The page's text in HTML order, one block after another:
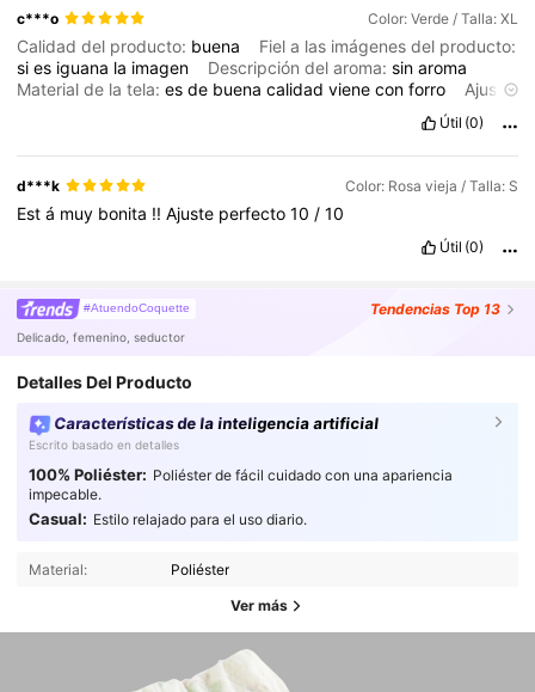
c***o Color: Verde / Talla: XL
Calidad del producto: buena
Fiel a las imágenes del producto:
sies iguana la imagen Descripción del aroma:sinaroma
Material de la tela:esde buenacalidadvieneconforro
Ajuste:
Útil (0)
d***k Color: Rosa vieja / Talla: S
Está muy bonita !!Ajuste perfecto10 /10
Útil (0)
#AtuendoCoquette Tendencias Top 13
Delicado, femenino, seductor
Detalles Del Producto
Características de la inteligencia artificial
Escrito basado en detalles
100% Poliéster: Poliéster de fácil cuidado con una apariencia
impecable.
Casual: Estilo relajado para el uso diario.
Material: Poliéster
Ver más